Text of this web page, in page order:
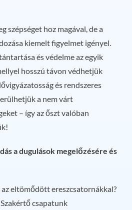
szépséget hoz magával, de a
kiemelt figyelmet igényel.
és védelme az egyik
hosszú távon védhetjük
és rendszeres
a nem várt
– így az őszt valóban
a dugulások megelőzésére és
eltömődött ereszcsatornákkal?
csapatunk